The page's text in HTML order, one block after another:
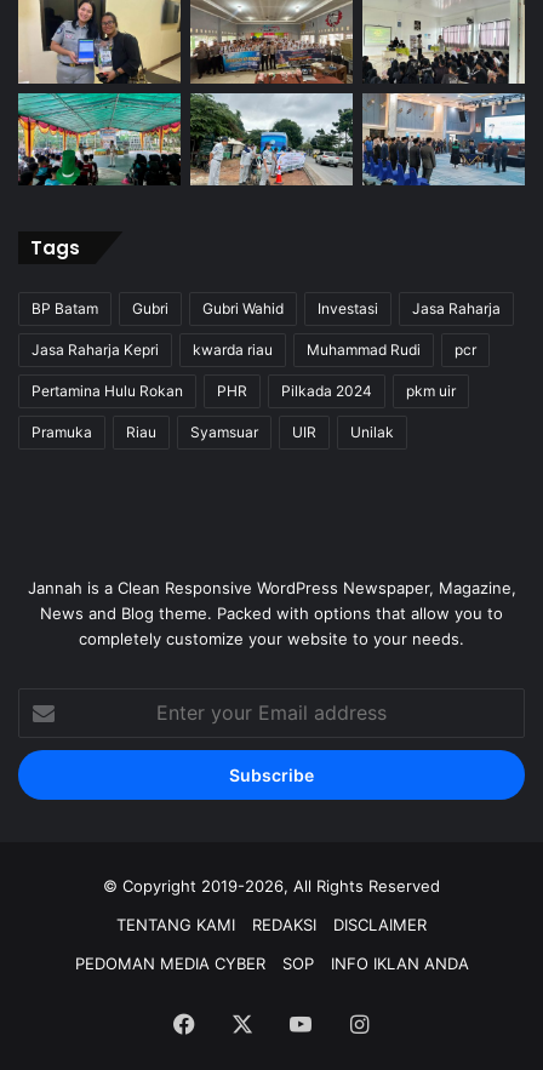
Tags
BP Batam Gubri Gubri Wahid Investasi Jasa Raharja
Jasa Raharja Kepri kwarda riau Muhammad Rudi pcr
Pertamina Hulu Rokan PHR Pilkada 2024 pkm uir
Pramuka Riau Syamsuar UIR Unilak
Jannah is a Clean Responsive WordPress Newspaper, Magazine,
News and Blog theme. Packed with options that allow you to
completely customize your website to your needs.
your
Email
address
© Copyright 2019-2026, All Rights Reserved
TENTANG KAMI
REDAKSI
DISCLAIMER
PEDOMAN MEDIA CYBER
SOP INFO IKLAN ANDA
Facebook YouTubeInstagram